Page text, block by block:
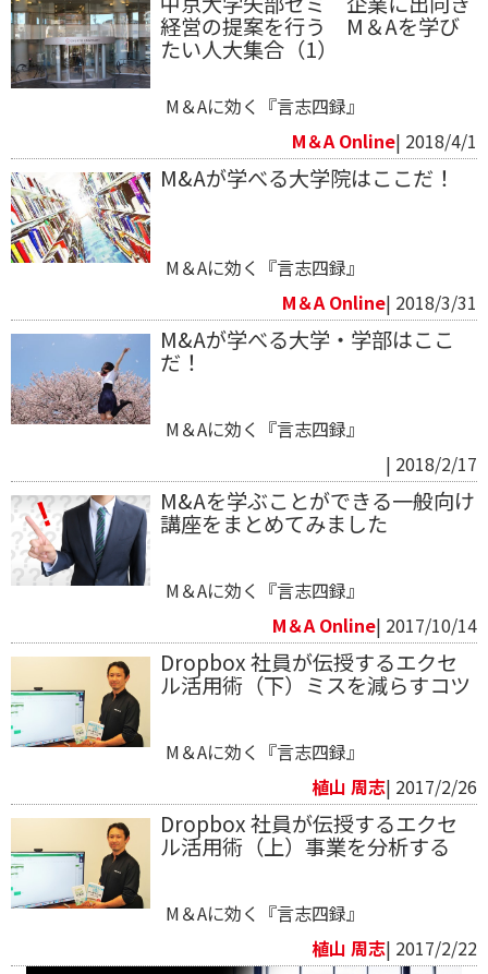
経営の提案を行う M＆Aを学び
たい人大集合（1）
M＆Aに効く『言志四録』
M＆A Online| 2018/4/1
M&Aが学べる大学院はここだ！
M＆Aに効く『言志四録』
M＆A Online| 2018/3/31
M&Aが学べる大学・学部はここ
だ！
M＆Aに効く『言志四録』
| 2018/2/17
M&Aを学ぶことができる一般向け
講座をまとめてみました
M＆Aに効く『言志四録』
M＆A Online| 2017/10/14
Dropbox 社員が伝授するエクセ
ル活用術（下）ミスを減らすコツ
M＆Aに効く『言志四録』
植山 周志| 2017/2/26
Dropbox 社員が伝授するエクセ
ル活用術（上）事業を分析する
M＆Aに効く『言志四録』
植山 周志| 2017/2/22